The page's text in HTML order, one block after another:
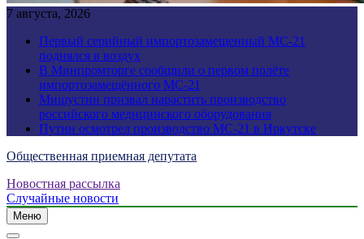
7 августа, 2026
Первый серийный импортозамещенный МС-21
поднялся в воздух
В Минпромторге сообщили о первом полёте
импортозамещённого МС-21
Мишустин призвал нарастить производство
российского медицинского оборудования
Путин осмотрел производство МС-21 в Иркутске
Общественная приемная депутата
Новостная рассылка
Случайные новости
Меню